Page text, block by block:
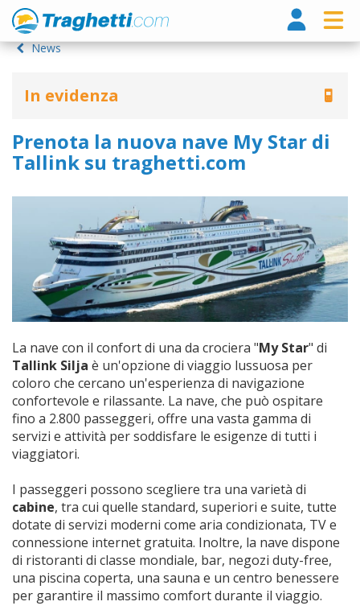
News
In evidenza
Prenota la nuova nave My Star di
Tallink su traghetti.com
La nave con il confort di una da crociera "My Star" di
Tallink Silja è un'opzione di viaggio lussuosa per
coloro che cercano un'esperienza di navigazione
confortevole e rilassante. La nave, che può ospitare
fino a 2.800 passeggeri, offre una vasta gamma di
servizi e attività per soddisfare le esigenze di tutti i
viaggiatori.
I passeggeri possono scegliere tra una varietà di
cabine, tra cui quelle standard, superiori e suite, tutte
dotate di servizi moderni come aria condizionata, TV e
connessione internet gratuita. Inoltre, la nave dispone
di ristoranti di classe mondiale, bar, negozi duty-free,
una piscina coperta, una sauna e un centro benessere
per garantire il massimo comfort durante il viaggio.